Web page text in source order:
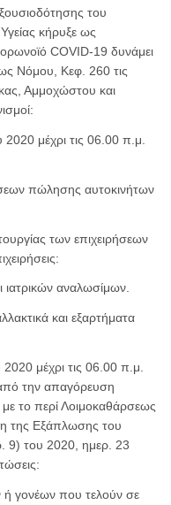
του
κήρυξε ως
COVID-19 δυνάμει
Νόμου, Κεφ. 260 τις
Αμμοχώστου και
μέχρι τις 06.00 π.μ.
πώλησης αυτοκινήτων
των επιχειρήσεων
ιατρικών αναλωσίμων.
και εξαρτήματα
μέχρι τις 06.00 π.μ.
την απαγόρευση
το περί Λοιμοκαθάρσεως
της Εξάπλωσης του
9) του 2020, ημερ. 23
ή γονέων που τελούν σε